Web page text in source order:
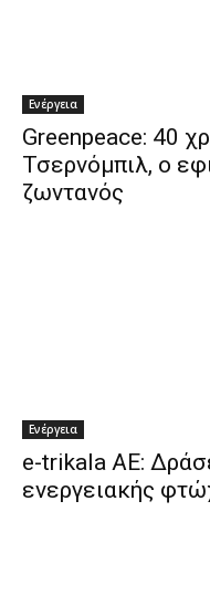
Ενέργεια
Greenpeace: 40
Τσερνόμπιλ, ο
ζωντανός
Ενέργεια
e-trikala ΑΕ:
ενεργειακής